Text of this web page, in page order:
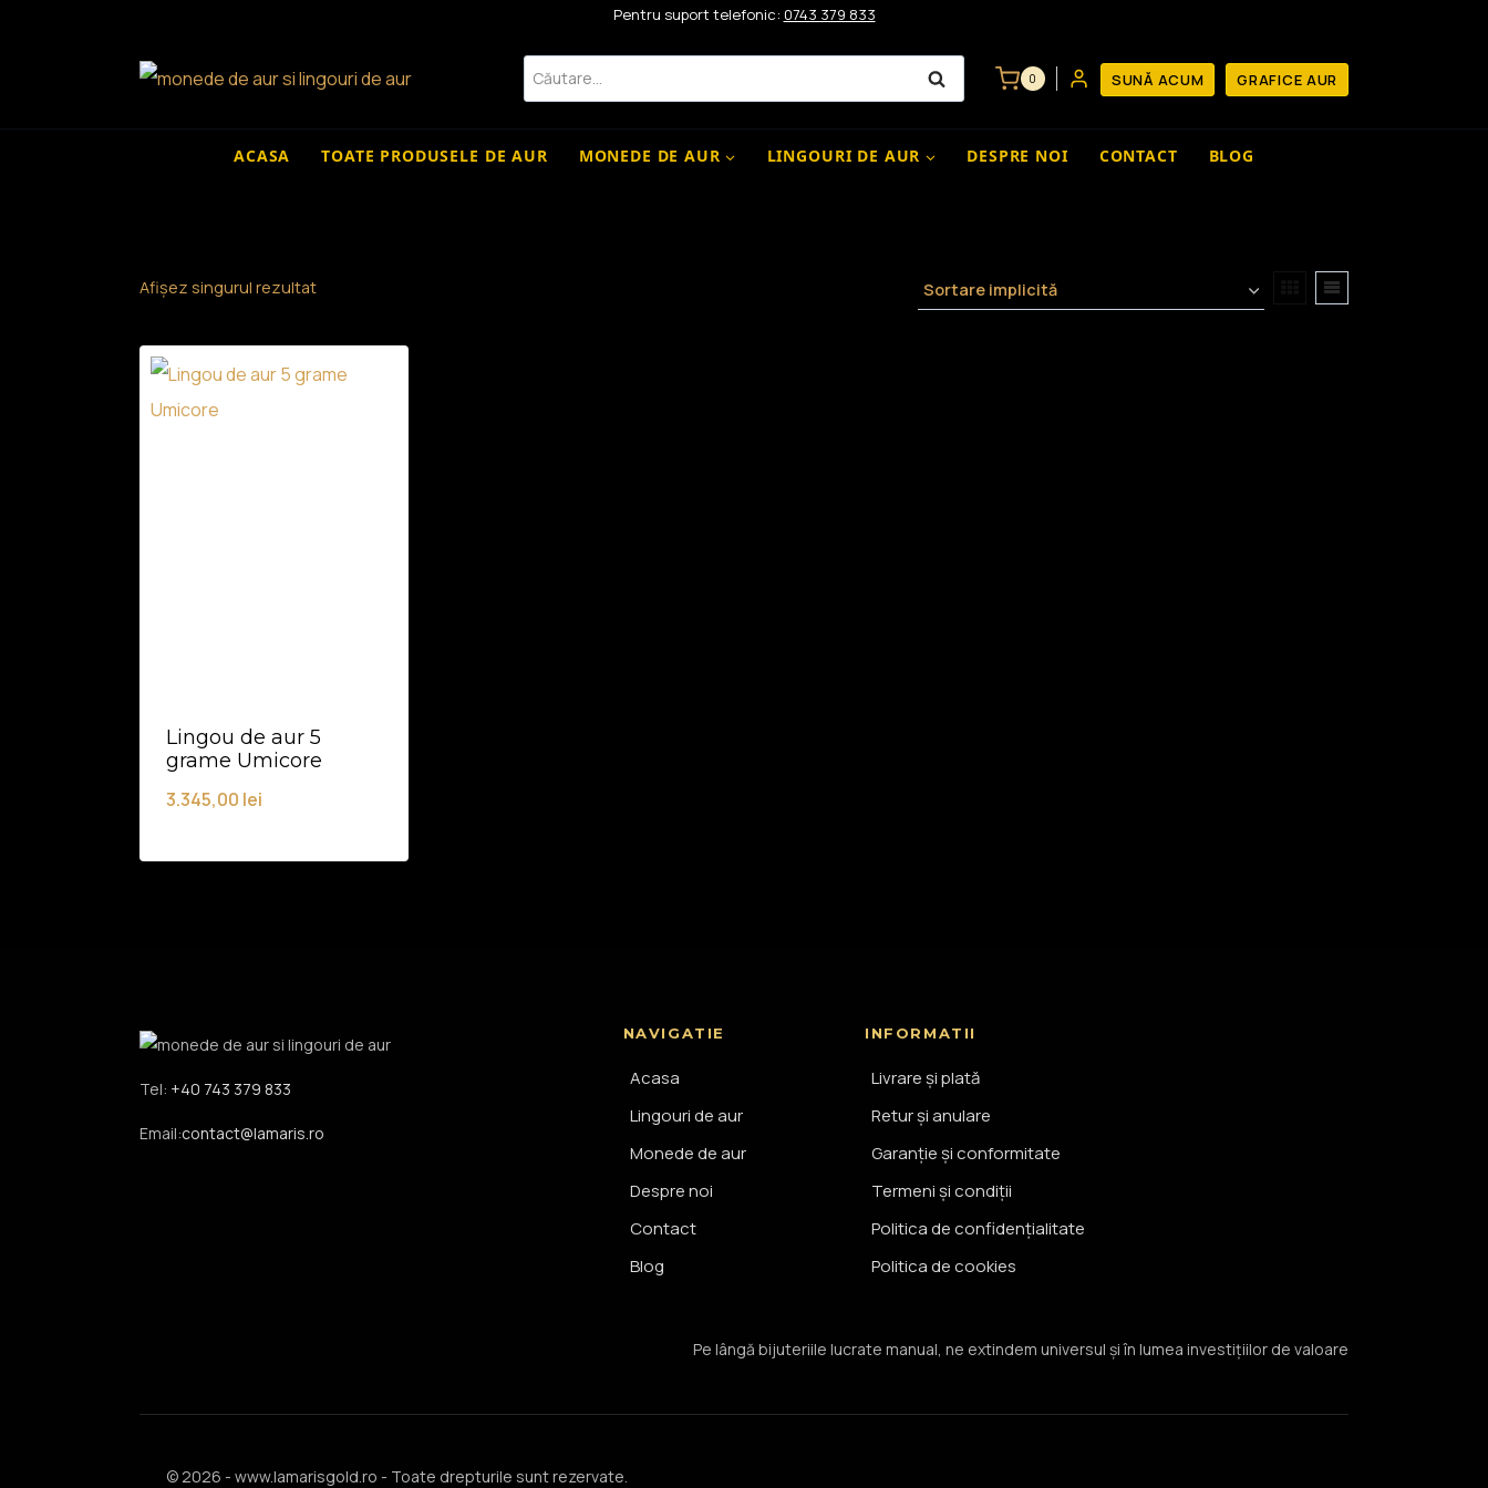
Pentru suport telefonic: 0743 379 833
Caută
după:
0 SUNĂ ACUM GRAFICE AUR
ACASA TOATE PRODUSELE DE AUR MONEDE DE AUR LINGOURI DE AUR DESPRE NOI CONTACT BLOG
Afișez singurul rezultat
Lingou de aur 5
grame Umicore
3.345,00 lei
Tel: +40 743 379 833
Email:contact@lamaris.ro
NAVIGATIE
Acasa
Lingouri de aur
Monede de aur
Despre noi
Contact
Blog
INFORMATII
Livrare și plată
Retur și anulare
Garanție și conformitate
Termeni și condiții
Politica de confidențialitate
Politica de cookies
Pe lângă bijuteriile lucrate manual, ne extindem universul și în lumea investițiilor de valoare
© 2026 - www.lamarisgold.ro - Toate drepturile sunt rezervate.